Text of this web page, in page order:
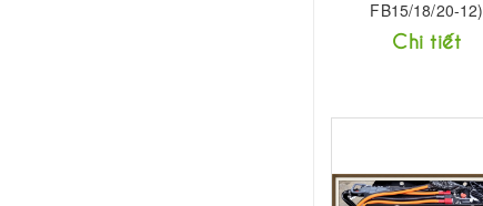
FB15/18/20-12)
Chi tiết